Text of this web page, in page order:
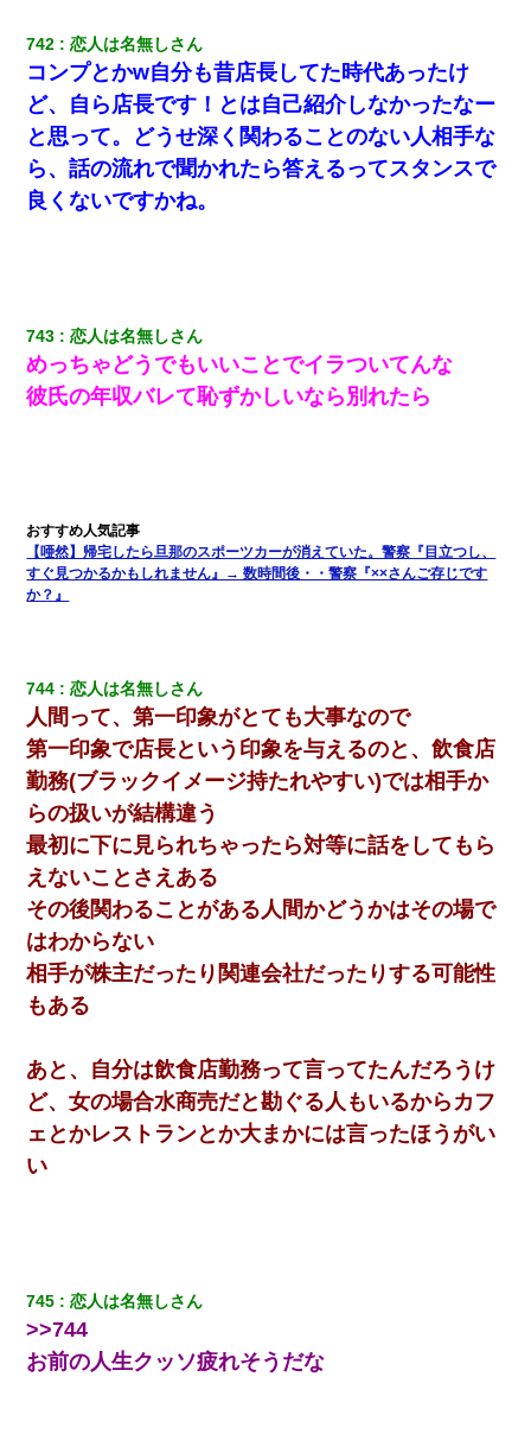
彼女(37)の情欲がえげつない件ｗｗｗｗｗｗｗ
【ワロタ】姉から「肉食系14才、乳丸出し、毛はうっすら生えか
け」というタイトルで画像が送られてきた
隣室のお婆ちゃん「下階からの異臭に困ってる、今もすっごく臭
い……」俺「ほい！10万！」→
彼にプロポーズされたんだけど、実は資産家だと知って婚約破棄
した。B子「A男くんと別れたって本当？私が付き合ってもい
「離婚！（激怒」
彼氏家「うちは墨入れるのが伝統だから。お前も彫れ」 → 結果…
32歳ワイ、34歳の可愛い女と付き合うも現実を知ってしまい無事
死亡・・・
ワイアラサー主婦、昨晩久しぶりに夫と致した結果ｗｗｗｗｗ
【画像】女の子「お母さん！！私ようやくファッションモデルに
選ばれたの！絶対見に来てね！」→悲しい結果がこれ・・・
近所のお寺に住み込みで手伝いしてる知的障害のオッサンがい
た。ある日、オッサンが火かき棒を持って顔を真っ赤にしながら
走り回っていて…
すか？」
体中に赤い蕁麻疹みたいなのができて、皮膚科にいったら「ジベ
ル薔薇色ひこう疹」という症状だと言われた
てしても結婚て難しいんだなぁ…と思ってた
742 恋人は名無しさん
コンプとかw自分も昔店長してた時代あったけ
ど、自ら店長です！とは自己紹介しなかったなー
と思って。どうせ深く関わることのない人相手な
ら、話の流れで聞かれたら答えるってスタンスで
良くないですかね。
743 恋人は名無しさん
めっちゃどうでもいいことでイラついてんな
彼氏の年収バレて恥ずかしいなら別れたら
【唖然】帰宅したら旦那のスポーツカーが消えていた。警察『目立つし、
すぐ見つかるかもしれません』→ 数時間後・・警察『××さんご存じです
か？』
744 恋人は名無しさん
人間って、第一印象がとても大事なので
第一印象で店長という印象を与えるのと、飲食店
勤務(ブラックイメージ持たれやすい)では相手か
らの扱いが結構違う
最初に下に見られちゃったら対等に話をしてもら
えないことさえある
その後関わることがある人間かどうかはその場で
はわからない
相手が株主だったり関連会社だったりする可能性
もある
あと、自分は飲食店勤務って言ってたんだろうけ
ど、女の場合水商売だと勘ぐる人もいるからカフ
ェとかレストランとか大まかには言ったほうがい
い
745 恋人は名無しさん
>>744
お前の人生クッソ疲れそうだな